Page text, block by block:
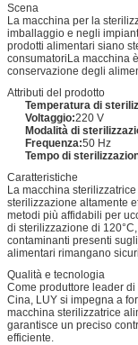
Scena
La macchina per la
imballaggio e negli
prodotti alimentari siano
consumatoriLa macchina
conservazione degli
Attributi del prodotto
Temperatura di
Voltaggio:220 V
Modalità di
Frequenza:50 Hz
Tempo di
Caratteristiche
La macchina
sterilizzazione altamente
metodi più affidabili per
di sterilizzazione di
contaminanti presenti
alimentari rimangano
Qualità e tecnologia
Come produttore leader
Cina, LUY si impegna a
macchina sterilizzatrice
garantisce un preciso
efficiente.